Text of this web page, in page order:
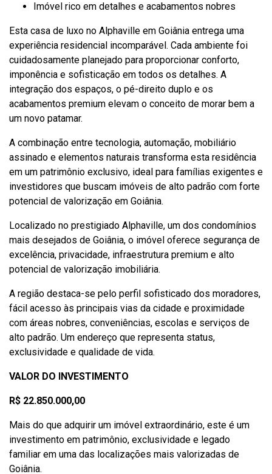
Imóvel rico em detalhes e acabamentos nobres
Esta casa de luxo no Alphaville em Goiânia entrega uma
experiência residencial incomparável. Cada ambiente foi
cuidadosamente planejado para proporcionar conforto,
imponência e sofisticação em todos os detalhes. A
integração dos espaços, o pé-direito duplo e os
acabamentos premium elevam o conceito de morar bem a
um novo patamar.
A combinação entre tecnologia, automação, mobiliário
assinado e elementos naturais transforma esta residência
em um patrimônio exclusivo, ideal para famílias exigentes e
investidores que buscam imóveis de alto padrão com forte
potencial de valorização em Goiânia.
Localizado no prestigiado Alphaville, um dos condomínios
mais desejados de Goiânia, o imóvel oferece segurança de
excelência, privacidade, infraestrutura premium e alto
potencial de valorização imobiliária.
A região destaca-se pelo perfil sofisticado dos moradores,
fácil acesso às principais vias da cidade e proximidade
com áreas nobres, conveniências, escolas e serviços de
alto padrão. Um endereço que representa status,
exclusividade e qualidade de vida.
VALOR DO INVESTIMENTO
R$ 22.850.000,00
Mais do que adquirir um imóvel extraordinário, este é um
investimento em patrimônio, exclusividade e legado
familiar em uma das localizações mais valorizadas de
Goiânia.